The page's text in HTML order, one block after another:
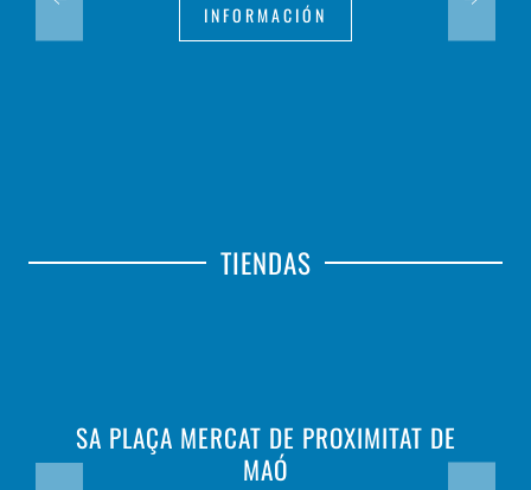
INFORMACIÓN
TIENDAS
SA PLAÇA MERCAT DE PROXIMITAT DE
MAÓ